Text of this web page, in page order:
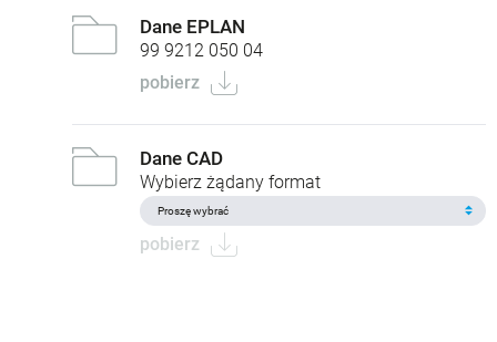
Dane EPLAN
99 9212 050 04
pobierz
Dane CAD
Wybierz żądany format
pobierz